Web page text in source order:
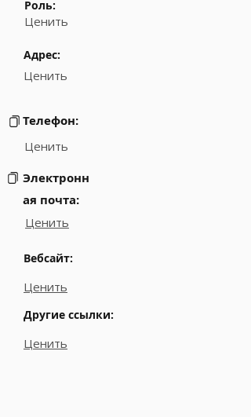
Роль:
Ценить
Адрес:
Ценить
Телефон:
Ценить
Электронн
ая почта:
Ценить
Вебсайт:
Ценить
Другие ссылки:
Ценить